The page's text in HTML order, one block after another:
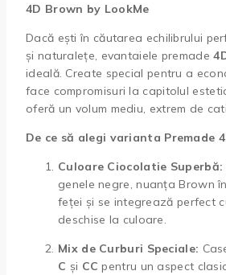
4D Brown by LookMe
Dacă ești în căutarea echilibrului
și naturalețe, evantaiele premade
ideală. Create special pentru a
face compromisuri la capitolul
oferă un volum mediu, extrem de
De ce să alegi varianta Premade
Culoare Ciocolatie Superbă:
genele negre, nuanța Brown
feței și se integrează perfect
deschise la culoare.
Mix de Curburi Speciale:
C și CC pentru un aspect